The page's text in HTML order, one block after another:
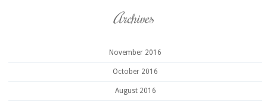
Archives
November 2016
October 2016
August 2016